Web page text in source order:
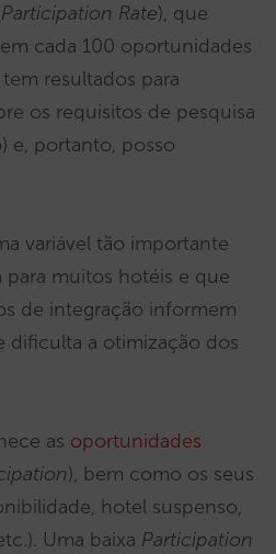
Participation Rate), que
cada 100 oportunidades
resultados para
os requisitos de pesquisa
e, portanto, posso
variável tão importante
muitos hotéis e que
de integração informem
dificulta a otimização dos
as oportunidades
), bem como os seus
hotel suspenso,
Uma baixa Participation